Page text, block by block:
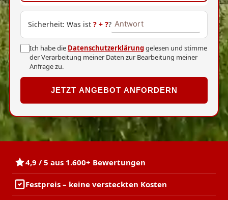
Sicherheit: Was ist ? + ??
Ich habe die Datenschutzerklärunggelesen und stimme
der Verarbeitung meiner Daten zur Bearbeitung meiner
Anfrage zu.
JETZT ANGEBOT ANFORDERN
4,9 / 5 aus 1.600+ Bewertungen
Festpreis – keine versteckten Kosten